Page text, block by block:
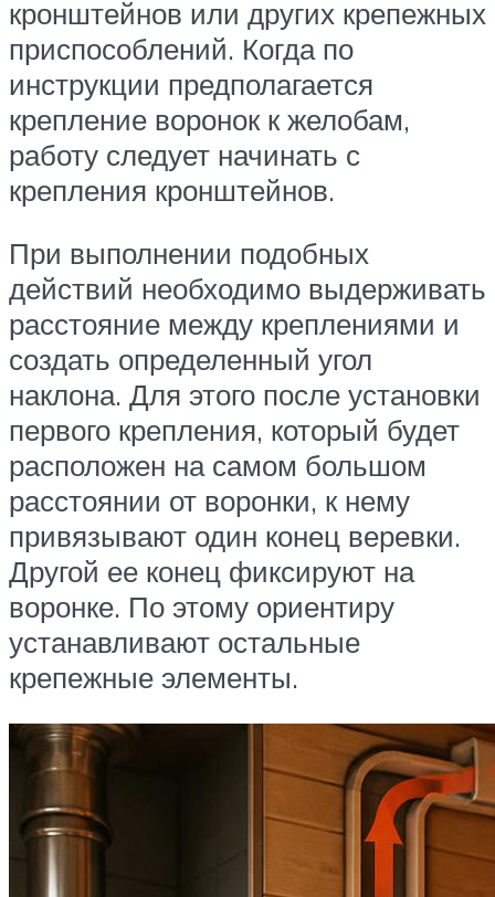
кронштейнов или других крепежных
приспособлений. Когда по
инструкции предполагается
крепление воронок к желобам,
работу следует начинать с
крепления кронштейнов.
При выполнении подобных
действий необходимо выдерживать
расстояние между креплениями и
создать определенный угол
наклона. Для этого после установки
первого крепления, который будет
расположен на самом большом
расстоянии от воронки, к нему
привязывают один конец веревки.
Другой ее конец фиксируют на
воронке. По этому ориентиру
устанавливают остальные
крепежные элементы.